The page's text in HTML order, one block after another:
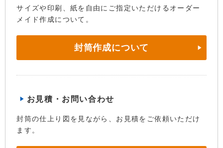
サイズや印刷、紙を自由にご指定いただけるオーダー
メイド作成について。
封筒作成について
お見積・お問い合わせ
封筒の仕上り図を見ながら、お見積をご依頼いただけ
ます。